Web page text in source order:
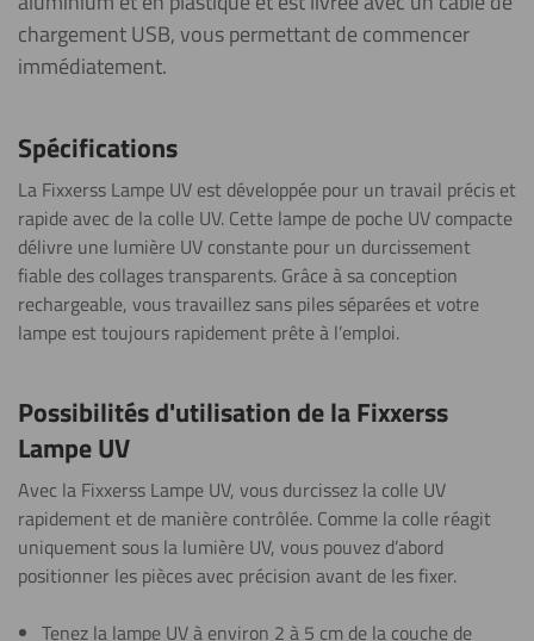
chargement USB, vous permettant de commencer
immédiatement.
Spécifications
La Fixxerss Lampe UV est développée pour un travail précis et
rapide avec de la colle UV. Cette lampe de poche UV compacte
délivre une lumière UV constante pour un durcissement
fiable des collages transparents. Grâce à sa conception
rechargeable, vous travaillez sans piles séparées et votre
lampe est toujours rapidement prête à l’emploi.
Possibilités d'utilisation de la Fixxerss
Lampe UV
Avec la Fixxerss Lampe UV, vous durcissez la colle UV
rapidement et de manière contrôlée. Comme la colle réagit
uniquement sous la lumière UV, vous pouvez d’abord
positionner les pièces avec précision avant de les fixer.
Tenez la lampe UV à environ 2 à 5 cm de la couche de